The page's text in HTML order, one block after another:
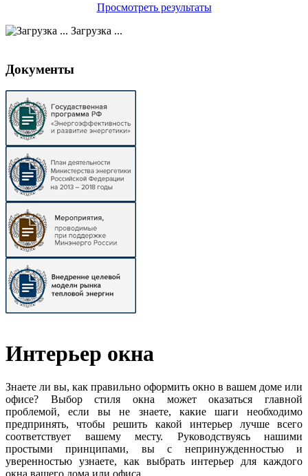
Просмотреть результаты
Загрузка ...
Документы
Интерьер окна
Знаете ли вы, как правильно оформить окно в вашем доме или
офисе? Выбор стиля окна может оказаться главной
проблемой, если вы не знаете, какие шаги необходимо
предпринять, чтобы решить какой интерьер лучше всего
соответствует вашему месту. Руководствуясь нашими
простыми принципами, вы с непринужденностью и
уверенностью узнаете, как выбрать интерьер для каждого
окна вашего дома или офиса.